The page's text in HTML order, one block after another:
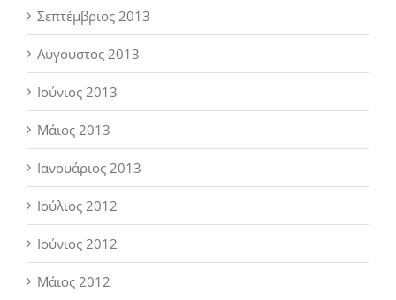
Σεπτέμβριος 2013
Αύγουστος 2013
Ιούνιος 2013
Μάιος 2013
Ιανουάριος 2013
Ιούλιος 2012
Ιούνιος 2012
Μάιος 2012